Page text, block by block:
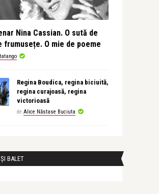
Nina Cassian. O sută de
frumusețe. O mie de poeme
Regina Boudica, regina biciuită,
regina curajoasă, regina
victorioasă
de Alice Năstase Buciuta
BALET